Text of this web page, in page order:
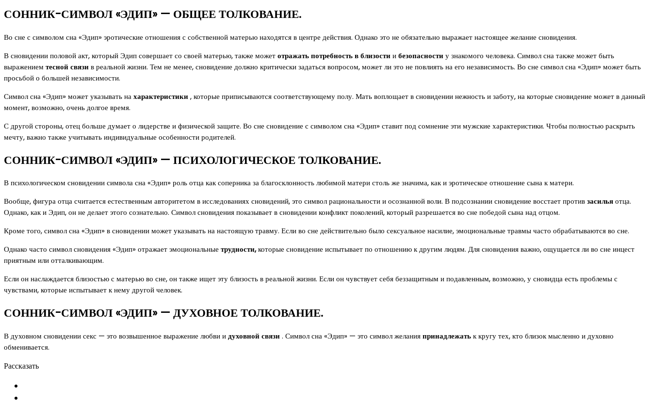
СОННИК-СИМВОЛ «ЭДИП» — ОБЩЕЕ ТОЛКОВАНИЕ.
Во сне с символом сна «Эдип» эротические отношения с собственной матерью находятся в центре действия. Однако это не обязательно выражает настоящее желание сновидения.
В сновидении половой акт, который Эдип совершает со своей матерью, также можетотражать потребность в близостиибезопасностиу знакомого человека. Символ сна также может быть
выражением тесной связив реальной жизни. Тем не менее, сновидение должно критически задаться вопросом, может ли это не повлиять на его независимость. Во сне символ сна «Эдип» может быть
просьбой о большей независимости.
Символ сна «Эдип» может указывать нахарактеристики, которые приписываются соответствующему полу. Мать воплощает в сновидении нежность и заботу, на которые сновидение может в данный
момент, возможно, очень долгое время.
С другой стороны, отец больше думает о лидерстве и физической защите. Во сне сновидение с символом сна «Эдип» ставит под сомнение эти мужские характеристики. Чтобы полностью раскрыть
мечту, важно также учитывать индивидуальные особенности родителей.
СОННИК-СИМВОЛ «ЭДИП» — ПСИХОЛОГИЧЕСКОЕ ТОЛКОВАНИЕ.
В психологическом сновидении символа сна «Эдип» роль отца как соперника за благосклонность любимой матери столь же значима, как и эротическое отношение сына к матери.
Вообще, фигура отца считается естественным авторитетом в исследованиях сновидений, это символ рациональности и осознанной воли. В подсознании сновидение восстает противзасильяотца.
Однако, как и Эдип, он не делает этого сознательно. Символ сновидения показывает в сновидении конфликт поколений, который разрешается во сне победой сына над отцом.
Кроме того, символ сна «Эдип» в сновидении может указывать на настоящую травму. Если во сне действительно было сексуальное насилие, эмоциональные травмы часто обрабатываются во сне.
Однако часто символ сновидения «Эдип» отражает эмоциональные трудности,которые сновидение испытывает по отношению к другим людям. Для сновидения важно, ощущается ли во сне инцест
приятным или отталкивающим.
Если он наслаждается близостью с матерью во сне, он также ищет эту близость в реальной жизни. Если он чувствует себя беззащитным и подавленным, возможно, у сновидца есть проблемы с
чувствами, которые испытывает к нему другой человек.
СОННИК-СИМВОЛ «ЭДИП» — ДУХОВНОЕ ТОЛКОВАНИЕ.
В духовном сновидении секс — это возвышенное выражение любви идуховной связи. Символ сна «Эдип» — это символ желанияпринадлежатьк кругу тех, кто близок мысленно и духовно
обменивается.
Рассказать